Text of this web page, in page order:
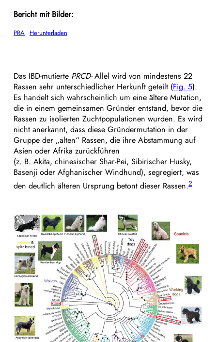
Bericht mit Bilder:
PRA Herunterladen
Das IBD-mutierte PRCD-Allel wird von mindestens 22
Rassen sehr unterschiedlicher Herkunft geteilt (Fig. 5).
Es handelt sich wahrscheinlich um eine ältere Mutation,
die in einem gemeinsamen Gründer entstand, bevor die
Rassen zu isolierten Zuchtpopulationen wurden. Es wird
nicht anerkannt, dass diese Gründermutation in der
Gruppe der „alten“ Rassen, die ihre Abstammung auf
Asien oder Afrika zurückführen
(z. B. Akita, chinesischer Shar-Pei, Sibirischer Husky,
Basenji oder Afghanischer Windhund), segregiert, was
den deutlich älteren Ursprung betont dieser Rassen.2